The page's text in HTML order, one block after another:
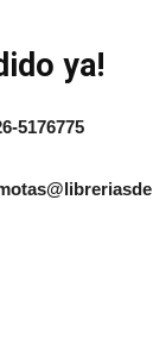
ya!
5176775